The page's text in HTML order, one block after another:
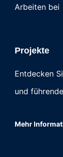
Arbeiten bei
Projekte
Entdecken
und
Mehr